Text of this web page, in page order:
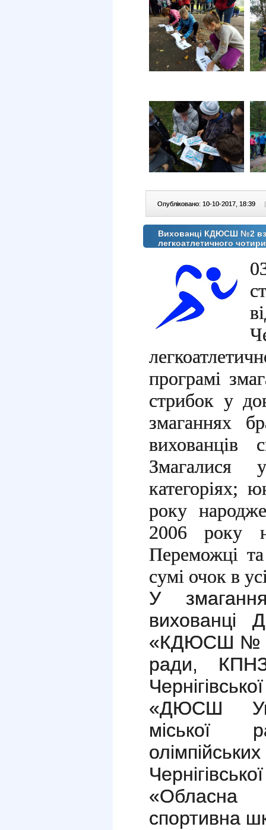
Опубліковано: 10-10-2017, 18:39 |
Вихованці КДЮСШ №2
легкоатлетичного
програмі
стрибок у
змаганнях
вихованців
Змагалися
категоріях;
року
2006 року
Переможці
сумі очок в
У
«КДЮСШ № 1»
ради,
«ДЮСШ
спортивна